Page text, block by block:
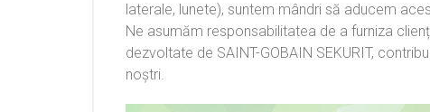
laterale, lunete), suntem mândri să aducem
Ne asumăm responsabilitatea de a furniza
dezvoltate de SAINT-GOBAIN SEKURIT,
noștri.